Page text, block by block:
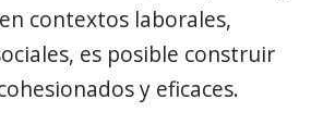
contextos laborales,
es posible construir
y eficaces.